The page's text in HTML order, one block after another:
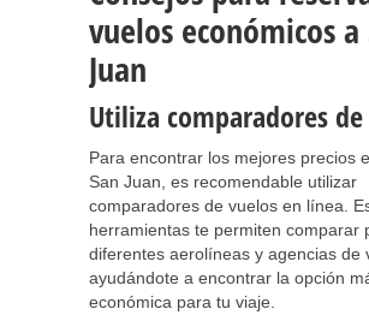
vuelos económicos a
Juan
Utiliza comparadores
Para encontrar los mejores precios
San Juan, es recomendable utilizar
comparadores de vuelos en línea.
herramientas te permiten comparar
diferentes aerolíneas y agencias de
ayudándote a encontrar la opción
económica para tu viaje.